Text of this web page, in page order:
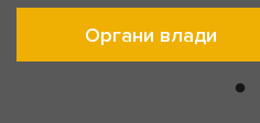
Органи влади